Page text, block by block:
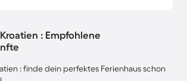
: Empfohlene
: finde dein perfektes Ferienhaus schon